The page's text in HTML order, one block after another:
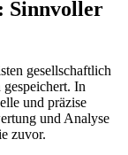
Sinnvoller
gesellschaftlich
In
und präzise
und Analyse
zuvor.